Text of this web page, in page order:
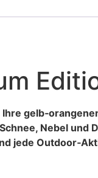
Nebel und
jede